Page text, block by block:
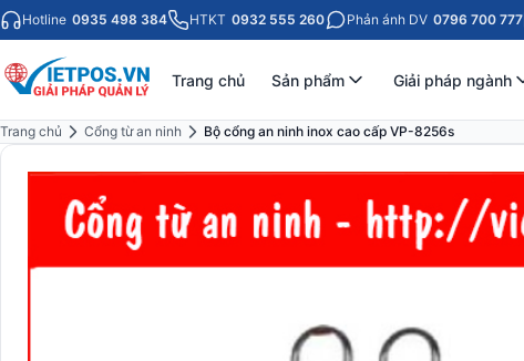
Hotline 0935 498 384 HTKT 0932 555 260 Phản ánh DV 0796 700 777
Trang chủ Sản phẩm Giải pháp ngành
Trang chủ Cổng từ an ninh
Bộ cổng an ninh inox cao cấp VP-8256s